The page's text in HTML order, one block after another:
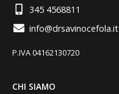
345 4568811
info@drsavinocefola.it
P.IVA 04162130720
CHI SIAMO